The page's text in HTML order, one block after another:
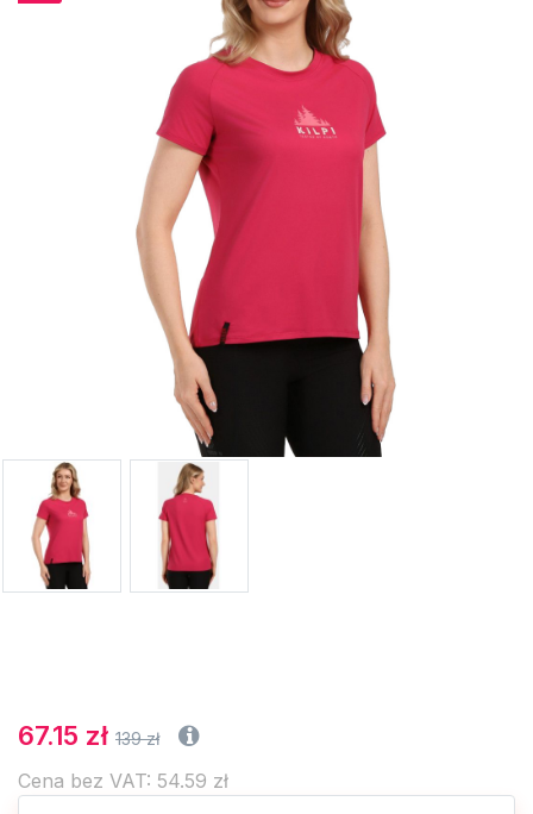
67.15 zł 139 zł
Cena bez VAT: 54.59 zł